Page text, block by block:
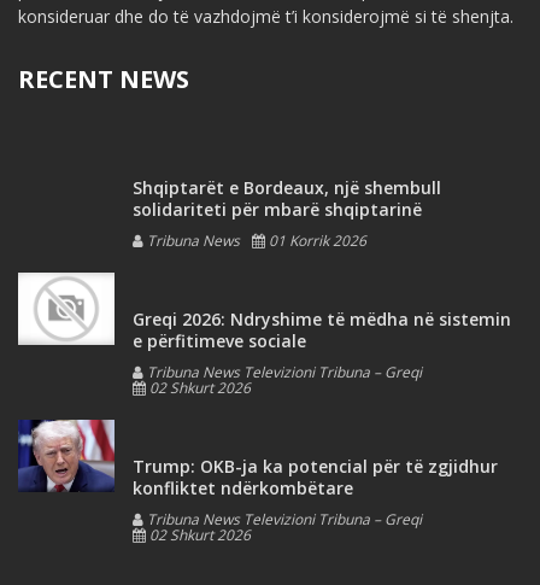
konsideruar dhe do të vazhdojmë t’i konsiderojmë si të shenjta.
RECENT NEWS
Shqiptarët e Bordeaux, një shembull
solidariteti për mbarë shqiptarinë
Tribuna News 01 Korrik 2026
Greqi 2026: Ndryshime të mëdha në sistemin
e përfitimeve sociale
Tribuna News Televizioni Tribuna – Greqi
02 Shkurt 2026
Trump: OKB-ja ka potencial për të zgjidhur
konfliktet ndërkombëtare
Tribuna News Televizioni Tribuna – Greqi
02 Shkurt 2026